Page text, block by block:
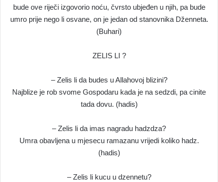
bude ove riječi izgovorio noću, čvrsto ubjeđen u njih, pa bude
umro prije nego li osvane, on je jedan od stanovnika Dženneta.
(Buhari)
ZELIS LI ?
– Zelis li da budes u Allahovoj blizini?
Najblize je rob svome Gospodaru kada je na sedzdi, pa cinite
tada dovu. (hadis)
– Zelis li da imas nagradu hadzdza?
Umra obavljena u mjesecu ramazanu vrijedi koliko hadz.
(hadis)
– Zelis li kucu u dzennetu?